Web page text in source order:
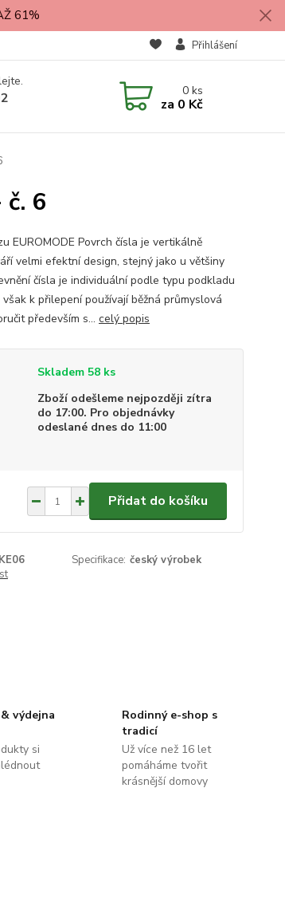
61%
Přihlášení
0ks
za 0 Kč
6
EUROMODE Povrch čísla je vertikálně
velmi efektní design, stejný jako u většiny
čísla je individuální podle typu podkladu
k přilepení používají běžná průmyslová
především s... celý popis
Skladem 58 ks
Zboží odešleme nejpozději zítra
do 17:00. Pro objednávky
odeslané dnes do 11:00
Přidat do košíku
Specifikace: český výrobek
výdejna
si
Rodinný e-shop s
tradicí
Už více než 16 let
pomáháme tvořit
krásnější domovy